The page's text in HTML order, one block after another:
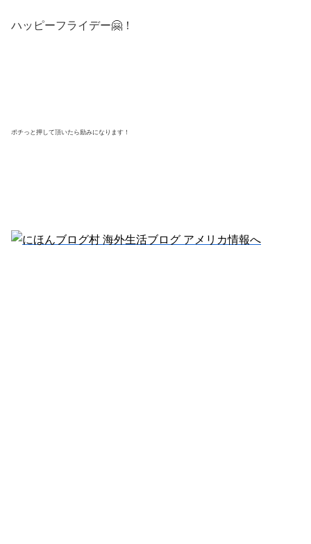
ハッピーフライデー🤗！
ポチっと押して頂いたら励みになります！